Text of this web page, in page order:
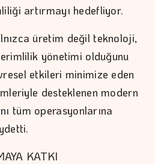
artırmayı hedefliyor.
üretim değil teknoloji,
yönetimi olduğunu
etkileri minimize eden
desteklenen modern
tüm operasyonlarına
KATKI